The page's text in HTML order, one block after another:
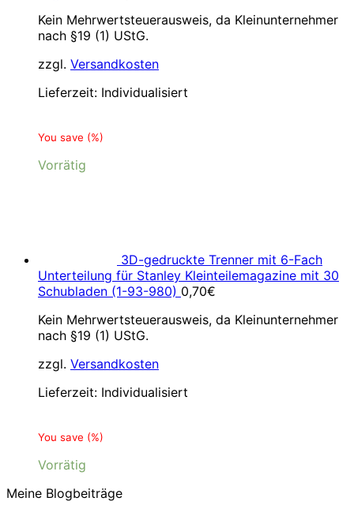
Kein Mehrwertsteuerausweis, da Kleinunternehmer
nach §19 (1) UStG.
zzgl. Versandkosten
Lieferzeit: Individualisiert
You save (%)
Vorrätig
3D-gedruckte Trenner mit 6-Fach
Unterteilung für Stanley Kleinteilemagazine mit 30
Schubladen (1-93-980) 0,70€
Kein Mehrwertsteuerausweis, da Kleinunternehmer
nach §19 (1) UStG.
zzgl. Versandkosten
Lieferzeit: Individualisiert
You save (%)
Vorrätig
Meine Blogbeiträge